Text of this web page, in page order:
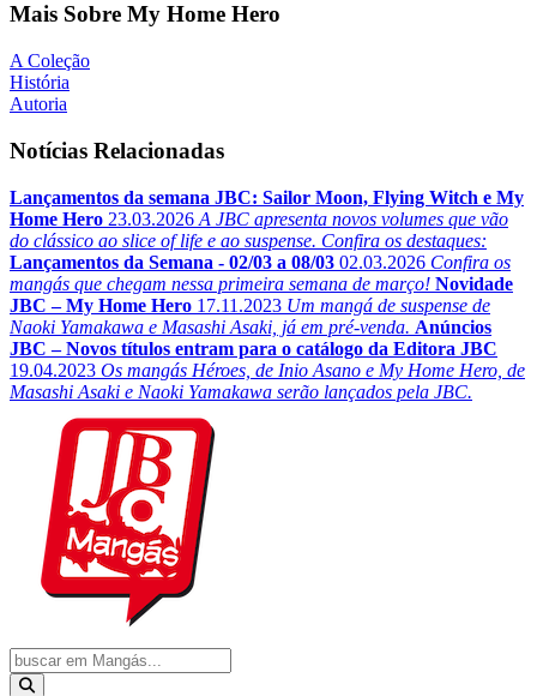
Mais Sobre My Home Hero
A Coleção
História
Autoria
Notícias Relacionadas
Lançamentos da semana JBC: Sailor Moon, Flying Witch e My
Home Hero 23.03.2026 A JBC apresenta novos volumes que vão
do clássico ao slice of life e ao suspense. Confira os destaques:
Lançamentos da Semana - 02/03 a 08/03 02.03.2026 Confira os
mangás que chegam nessa primeira semana de março! Novidade
JBC – My Home Hero 17.11.2023 Um mangá de suspense de
Naoki Yamakawa e Masashi Asaki, já em pré-venda. Anúncios
JBC – Novos títulos entram para o catálogo da Editora JBC
19.04.2023 Os mangás Héroes, de Inio Asano e My Home Hero, de
Masashi Asaki e Naoki Yamakawa serão lançados pela JBC.